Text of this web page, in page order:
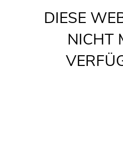
DIESE
NICHT